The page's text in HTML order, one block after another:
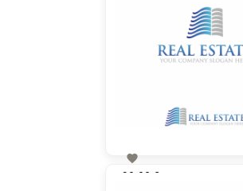

90,00 €